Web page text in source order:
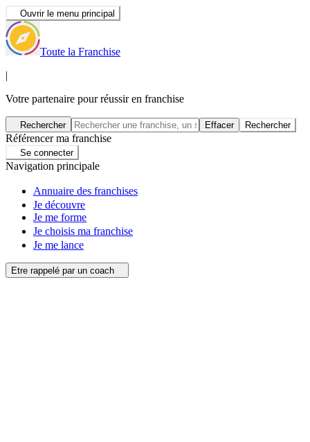
Ouvrir le menu principal
Toute la Franchise
|
Votre partenaire pour réussir en franchise
Rechercher Effacer Rechercher
Référencer ma franchise
Se connecter
Navigation principale
Annuaire des franchises
Je découvre
Je me forme
Je choisis ma franchise
Je me lance
Etre rappelé par un coach